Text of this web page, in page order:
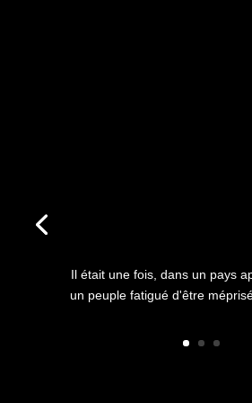
Il était une fois, dans un pays
un peuple fatigué d'être